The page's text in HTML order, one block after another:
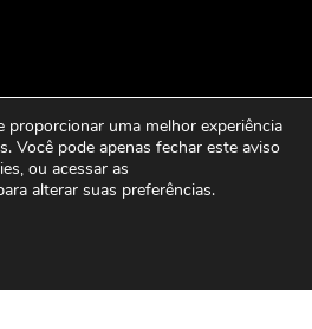
proporcionar uma melhor experiência
Você pode apenas fechar este aviso
ou acessar as
alterar suas preferências.